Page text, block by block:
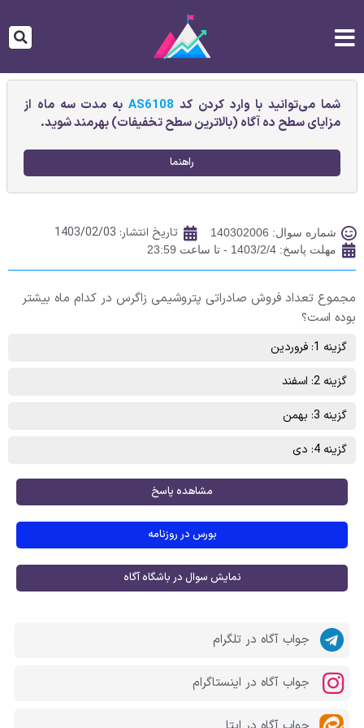
شما می‌توانید با وارد کردن کد AS6108به مدت سه ماه از
مزایای سطح ده آگاه (بالاترین سطح تخفیفات) بهرمند شوید.
راهنما
شماره سوال: 140302006 تاریخ انتشار: 1403/02/03
مهلت پاسخ: 1403/2/4 - تا ساعت 23:59
مجموع تعداد فروش صادراتی پتروشیمی زاگرس در کدام ماه بیشتر
بوده است؟
گزینه 1: فروردین
گزینه 2: اسفند
گزینه 3: بهمن
گزینه 4: دی
مشاهده پاسخ
بورس در روزنامه
نمایش سوال در باشگاه آگاه
جواب آگاه در تلگرام
جواب آگاه در اینستاگرام